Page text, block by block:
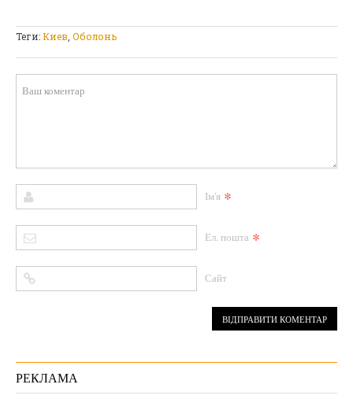
Теги:Киев Оболонь
Ім'я *
Ел. пошта *
Сайт
РЕКЛАМА